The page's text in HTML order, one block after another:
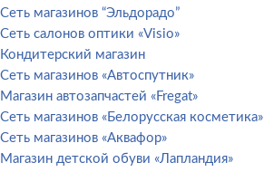
Сеть магазинов “Эльдорадо”
Сеть салонов оптики «Visio»
Кондитерский магазин
Сеть магазинов «Автоспутник»
Магазин автозапчастей «Fregat»
Сеть магазинов «Белорусская косметика»
Сеть магазинов «Аквафор»
Магазин детской обуви «Лапландия»